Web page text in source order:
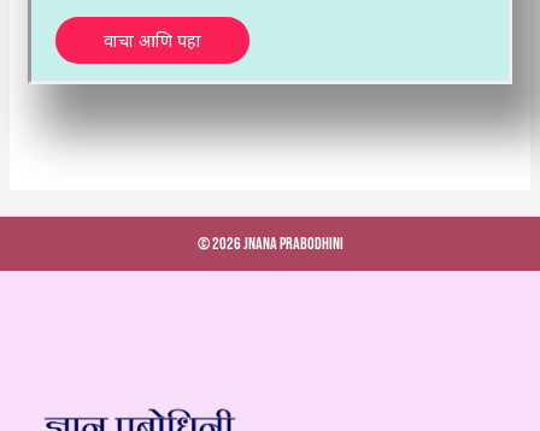
वाचा आणि पहा
© 2026 Jnana Prabodhini